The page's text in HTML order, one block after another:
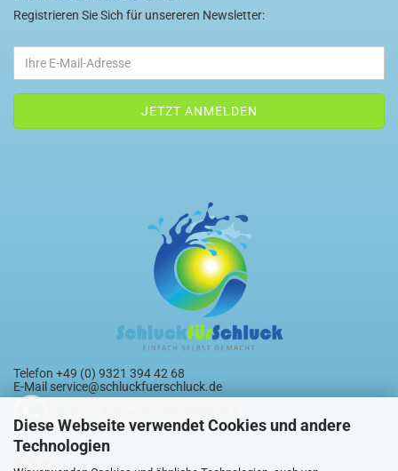
Diese Webseite verwendet Cookies und andere
Technologien
Registrieren Sie Sich für unsereren Newsletter:
Telefon +49 (0) 9321 394 42 68
E-Mailservice@schluckfuerschluck.de